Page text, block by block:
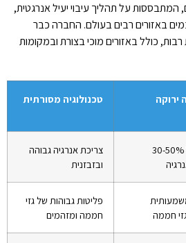
על תהליך עיבוי יעיל אנרגטית,
באזורים רבים בעולם. החברה כבר
כולל באזורים מוכי בצורת ובמקומות
ירוקה
טכנולוגיה מסורתית
חיסכון של 30-50%
צריכת אנרגיה גבוהה
ובזבזנית
חממה
פליטות גבוהות של גזי
חממה ומזהמים